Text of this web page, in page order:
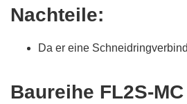
Nachteile:
Da er eine
Baureihe FL2S-MC